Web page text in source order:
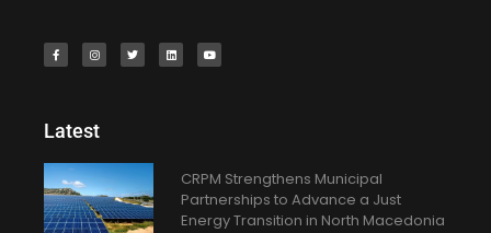
Latest
CRPM Strengthens Municipal
Partnerships to Advance a Just
Energy Transition in North Macedonia